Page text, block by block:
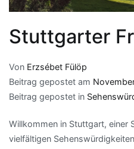
Stuttgarter
Von Erzsébet Fülöp
Beitrag gepostet am
Beitrag gepostet in
Willkommen in Stuttgart, einer
vielfältigen